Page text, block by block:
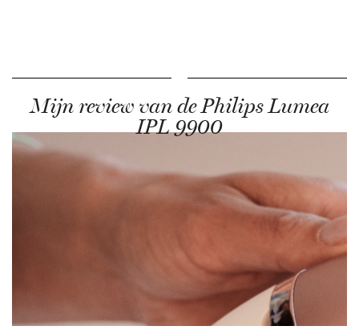
Mijn review van de Philips Lumea
IPL 9900